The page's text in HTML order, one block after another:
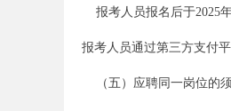
报考人员报名后于2025
报考人员通过第三方支付
（五）应聘同一岗位的须